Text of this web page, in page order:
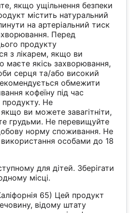
якщо ущільнення безпеки
містить натуральний
на артеріальний тиск
Перед
продукту
з лікарем, якщо ви
маєте якісь захворювання,
серця та/або високий
обмежити
кофеїну під час
Не
ви можете завагітніти,
грудьми. Не перевищуйте
норму споживання. Не
особами до 18
для дітей. Зберігати
місці.
65) Цей продукт
відому штату